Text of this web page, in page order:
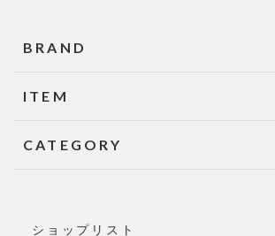
BRAND
ITEM
CATEGORY
ショップリスト